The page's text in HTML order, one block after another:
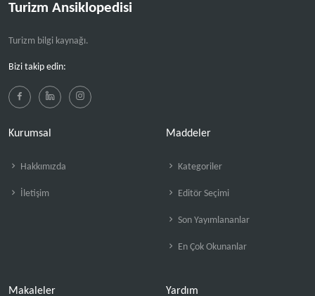
Turizm Ansiklopedisi
Turizm bilgi kaynağı.
Bizi takip edin:
Kurumsal
Hakkımızda
İletişim
Maddeler
Kategoriler
Editör Seçimi
Son Yayımlananlar
En Çok Okunanlar
Makaleler Yardım